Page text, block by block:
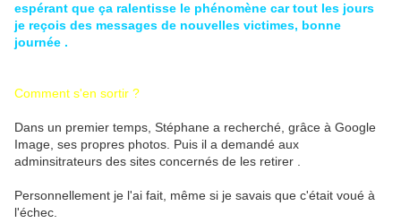
espérant que ça ralentisse le phénomène car tout les jours
je reçois des messages de nouvelles victimes, bonne
journée .
Comment s'en sortir ?
Dans un premier temps, Stéphane a recherché, grâce à Google
Image, ses propres photos. Puis il a demandé aux
adminsitrateurs des sites concernés de les retirer .
Personnellement je l'ai fait, même si je savais que c'était voué à
l'échec.